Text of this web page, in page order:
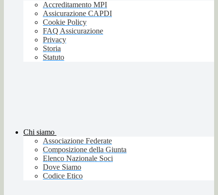
Accreditamento MPI
Assicurazione CAPDI
Cookie Policy
FAQ Assicurazione
Privacy
Storia
Statuto
Chi siamo
Associazione Federate
Composizione della Giunta
Elenco Nazionale Soci
Dove Siamo
Codice Etico